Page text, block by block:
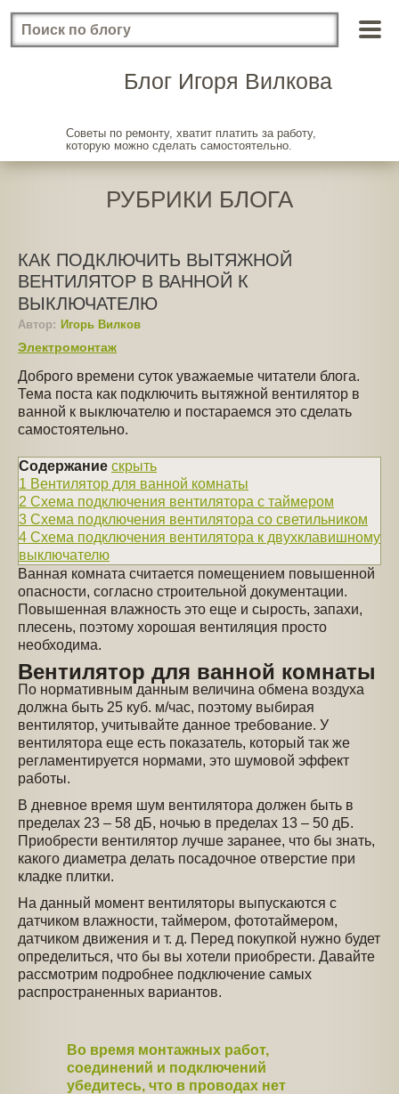
Блог Игоря Вилкова
Советы по ремонту, хватит платить за работу,
которую можно сделать самостоятельно.
РУБРИКИ БЛОГА
КАК ПОДКЛЮЧИТЬ ВЫТЯЖНОЙ
ВЕНТИЛЯТОР В ВАННОЙ К
ВЫКЛЮЧАТЕЛЮ
Автор: Игорь Вилков
Электромонтаж
Доброго времени суток уважаемые читатели блога.
Тема поста как подключить вытяжной вентилятор в
ванной к выключателю и постараемся это сделать
самостоятельно.
Содержание скрыть
1 Вентилятор для ванной комнаты
2 Схема подключения вентилятора с таймером
3 Схема подключения вентилятора со светильником
4 Схема подключения вентилятора к двухклавишному
выключателю
Ванная комната считается помещением повышенной
опасности, согласно строительной документации.
Повышенная влажность это еще и сырость, запахи,
плесень, поэтому хорошая вентиляция просто
необходима.
Вентилятор для ванной комнаты
По нормативным данным величина обмена воздуха
должна быть 25 куб. м/час, поэтому выбирая
вентилятор, учитывайте данное требование. У
вентилятора еще есть показатель, который так же
регламентируется нормами, это шумовой эффект
работы.
В дневное время шум вентилятора должен быть в
пределах 23 – 58 дБ, ночью в пределах 13 – 50 дБ.
Приобрести вентилятор лучше заранее, что бы знать,
какого диаметра делать посадочное отверстие при
кладке плитки.
На данный момент вентиляторы выпускаются с
датчиком влажности, таймером, фототаймером,
датчиком движения и т. д. Перед покупкой нужно будет
определиться, что бы вы хотели приобрести. Давайте
рассмотрим подробнее подключение самых
распространенных вариантов.
Во время монтажных работ,
соединений и подключений
убедитесь, что в проводах нет